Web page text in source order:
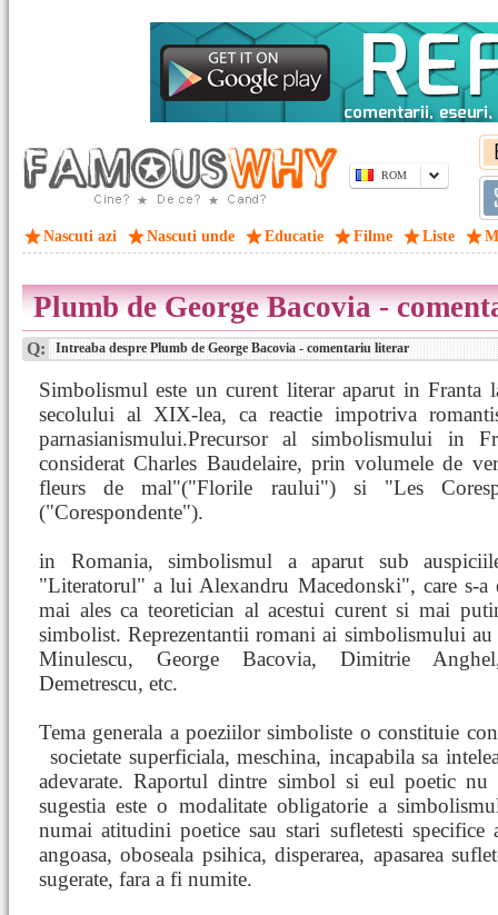
ROM
Nascuti azi Nascuti unde Educatie Filme Liste
Plumb de George Bacovia -
Q: Intreaba despre Plumb de George Bacovia - comentariu literar
Simbolismul este un curent literar aparut in Franta
secolului al XIX-lea, ca reactie impotriva
parnasianismului.Precursor al simbolismului in
considerat Charles Baudelaire, prin volumele de
fleurs de mal"("Florile raului") si "Les
("Corespondente").
in Romania, simbolismul a aparut sub
"Literatorul" a lui Alexandru Macedonski", care s-a
mai ales ca teoretician al acestui curent si mai
simbolist. Reprezentantii romani ai simbolismului
Minulescu, George Bacovia, Dimitrie
Demetrescu, etc.
Tema generala a poeziilor simboliste o constituie
societate superficiala, meschina, incapabila sa
adevarate. Raportul dintre simbol si eul poetic nu
sugestia este o modalitate obligatorie a
numai atitudini poetice sau stari sufletesti specifice
angoasa, oboseala psihica, disperarea, apasarea
sugerate, fara a fi numite.